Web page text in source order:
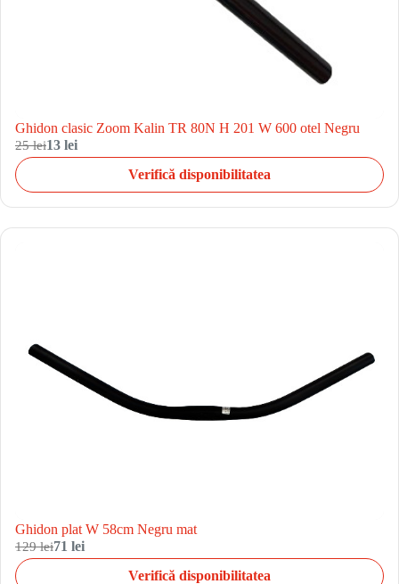
Ghidon clasic Zoom Kalin TR 80N H 201 W 600 otel Negru
25 lei13 lei
Verifică disponibilitatea
Ghidon plat W 58cm Negru mat
129 lei71 lei
Verifică disponibilitatea